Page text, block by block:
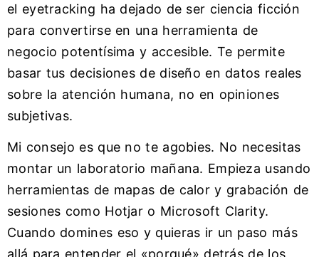
el eyetracking ha dejado de ser ciencia ficción
para convertirse en una herramienta de
negocio potentísima y accesible. Te permite
basar tus decisiones de diseño en datos reales
sobre la atención humana, no en opiniones
subjetivas.
Mi consejo es que no te agobies. No necesitas
montar un laboratorio mañana. Empieza usando
herramientas de mapas de calor y grabación de
sesiones como Hotjar o Microsoft Clarity.
Cuando domines eso y quieras ir un paso más
allá para entender el «porqué» detrás de los